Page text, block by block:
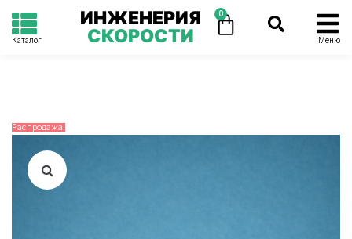
Каталог
ИНЖЕНЕРИЯ
СКОРОСТИ
0
Меню
Распродажа!